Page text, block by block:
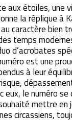
aux étoiles, une
la réplique à
caractère bien
temps
d’acrobates
est une
à leur
eux, le numéro
mettre en
circassiens,